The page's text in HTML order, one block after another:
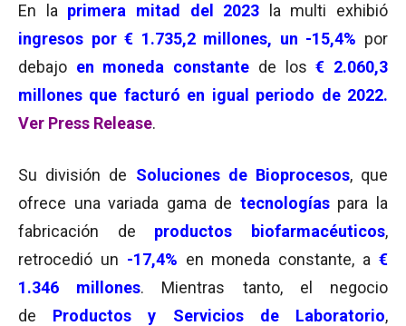
En la primera mitad del 2023
la multi exhibió
ingresos por € 1.735,2 millones, un -15,4% por
debajo en moneda constante de los€ 2.060,3
millones que facturó en igual periodo de 2022.
Ver Press Release.
Su división de Soluciones de Bioprocesos, que
ofrece una variada gama de tecnologíaspara la
fabricación de productos biofarmacéuticos,
retrocedió un -17,4% en moneda constante, a €
1.346 millones. Mientras tanto, el negocio
de Productos y Servicios de Laboratorio,